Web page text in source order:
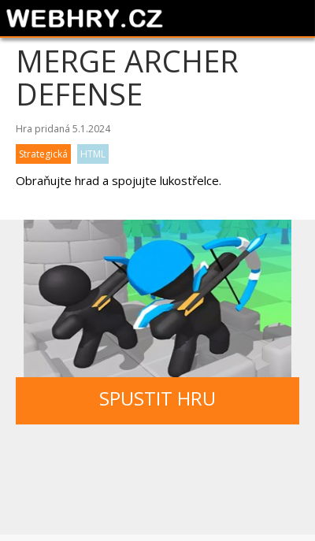
MERGE ARCHER
DEFENSE
Hra pridaná 5.1.2024
Strategická
HTML
Obraňujte hrad a spojujte lukostřelce.
SPUSTIT HRU